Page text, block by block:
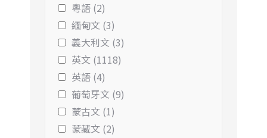
粵語 (2)
緬甸文 (3)
義大利文 (3)
英文 (1118)
英語 (4)
葡萄牙文 (9)
蒙古文 (1)
蒙藏文 (2)